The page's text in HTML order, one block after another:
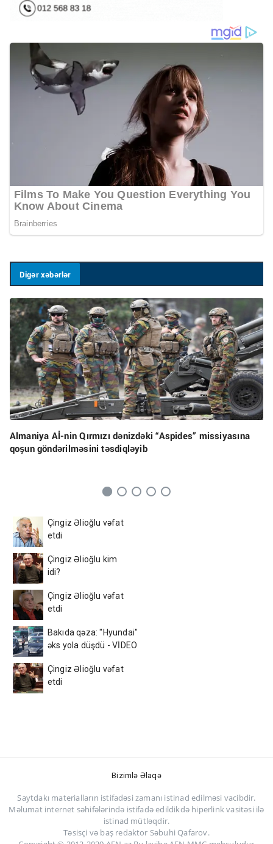
Digər xəbərlər
Almaniya Aİ-nin Qırmızı dənizdəki “Aspides” missiyasına
qoşun göndərilməsini təsdiqləyib
Çingiz Əlioğlu vəfat
etdi
Çingiz Əlioğlu kim
idi?
Çingiz Əlioğlu vəfat
etdi
Bakıda qəza: "Hyundai"
əks yola düşdü - VİDEO
Çingiz Əlioğlu vəfat
etdi
Bizimlə Əlaqə
Saytdakı materialların istifadəsi zamanı istinad edilməsi vacibdir.
Məlumat internet səhifələrində istifadə edildikdə hiperlink vasitəsi ilə
istinad mütləqdir.
Təsisçi və baş redaktor Səbuhi Qafarov.